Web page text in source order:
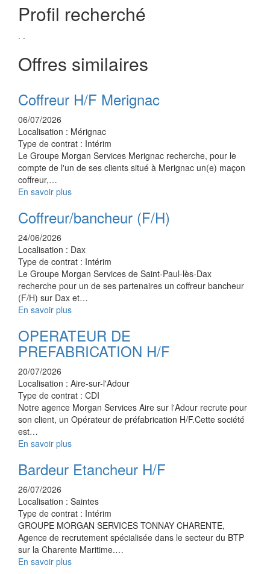
Profil recherché
. .
Offres similaires
Coffreur H/F Merignac
06/07/2026
Localisation : Mérignac
Type de contrat : Intérim
Le Groupe Morgan Services Merignac recherche, pour le
compte de l'un de ses clients situé à Merignac un(e) maçon
coffreur,…
En savoir plus
Coffreur/bancheur (F/H)
24/06/2026
Localisation : Dax
Type de contrat : Intérim
Le Groupe Morgan Services de Saint-Paul-lès-Dax
recherche pour un de ses partenaires un coffreur bancheur
(F/H) sur Dax et…
En savoir plus
OPERATEUR DE
PREFABRICATION H/F
20/07/2026
Localisation : Aire-sur-l'Adour
Type de contrat : CDI
Notre agence Morgan Services Aire sur l'Adour recrute pour
son client, un Opérateur de préfabrication H/F.Cette société
est…
En savoir plus
Bardeur Etancheur H/F
26/07/2026
Localisation : Saintes
Type de contrat : Intérim
GROUPE MORGAN SERVICES TONNAY CHARENTE,
Agence de recrutement spécialisée dans le secteur du BTP
sur la Charente Maritime.…
En savoir plus